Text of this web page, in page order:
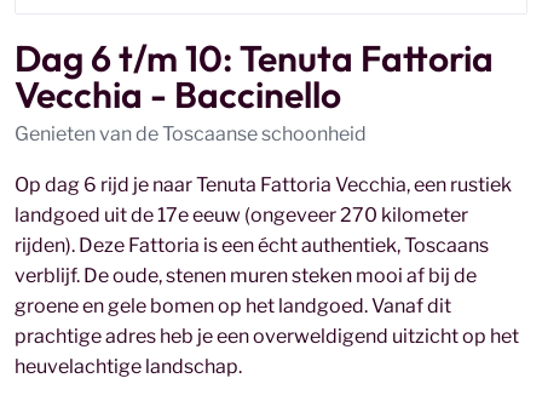
Dag 6 t/m 10: Tenuta Fattoria
Vecchia - Baccinello
Genieten van de Toscaanse schoonheid
Op dag 6 rijd je naar Tenuta Fattoria Vecchia, een rustiek
landgoed uit de 17e eeuw (ongeveer 270 kilometer
rijden). Deze Fattoria is een écht authentiek, Toscaans
verblijf. De oude, stenen muren steken mooi af bij de
groene en gele bomen op het landgoed. Vanaf dit
prachtige adres heb je een overweldigend uitzicht op het
heuvelachtige landschap.